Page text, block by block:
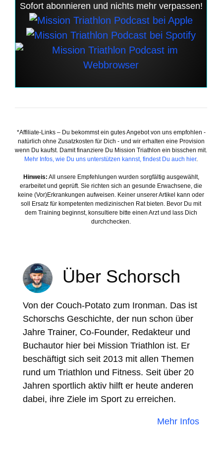
Sofort abonnieren und nichts mehr verpassen!
*Affiliate-Links – Du bekommst ein gutes Angebot von uns empfohlen -
natürlich ohne Zusatzkosten für Dich - und wir erhalten eine Provision
wenn Du kaufst. Damit finanziere Du Mission Triathlon ein bisschen mit.
Mehr Infos, wie Du uns unterstützen kannst, findest Du auch hier.
Hinweis: All unsere Empfehlungen wurden sorgfältig ausgewählt,
erarbeitet und geprüft. Sie richten sich an gesunde Erwachsene, die
keine (Vor)Erkrankungen aufweisen. Keiner unserer Artikel kann oder
soll Ersatz für kompetenten medizinischen Rat bieten. Bevor Du mit
dem Training beginnst, konsultiere bitte einen Arzt und lass Dich
durchchecken.
Über Schorsch
Von der Couch-Potato zum Ironman. Das ist
Schorschs Geschichte, der nun schon über
Jahre Trainer, Co-Founder, Redakteur und
Buchautor hier bei Mission Triathlon ist. Er
beschäftigt sich seit 2013 mit allen Themen
rund um Triathlon und Fitness. Seit über 20
Jahren sportlich aktiv hilft er heute anderen
dabei, ihre Ziele im Sport zu erreichen.
Mehr Infos